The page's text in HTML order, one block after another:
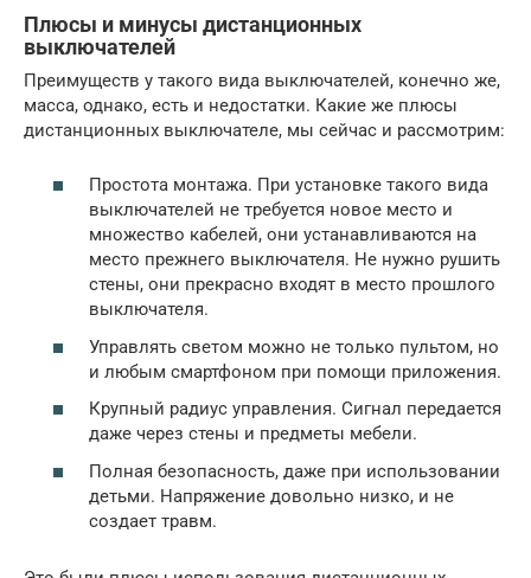
Плюсы и минусы дистанционных
выключателей
Преимуществ у такого вида выключателей, конечно же,
масса, однако, есть и недостатки. Какие же плюсы
дистанционных выключателе, мы сейчас и рассмотрим:
Простота монтажа. При установке такого вида
выключателей не требуется новое место и
множество кабелей, они устанавливаются на
место прежнего выключателя. Не нужно рушить
стены, они прекрасно входят в место прошлого
выключателя.
Управлять светом можно не только пультом, но
и любым смартфоном при помощи приложения.
Крупный радиус управления. Сигнал передается
даже через стены и предметы мебели.
Полная безопасность, даже при использовании
детьми. Напряжение довольно низко, и не
создает травм.